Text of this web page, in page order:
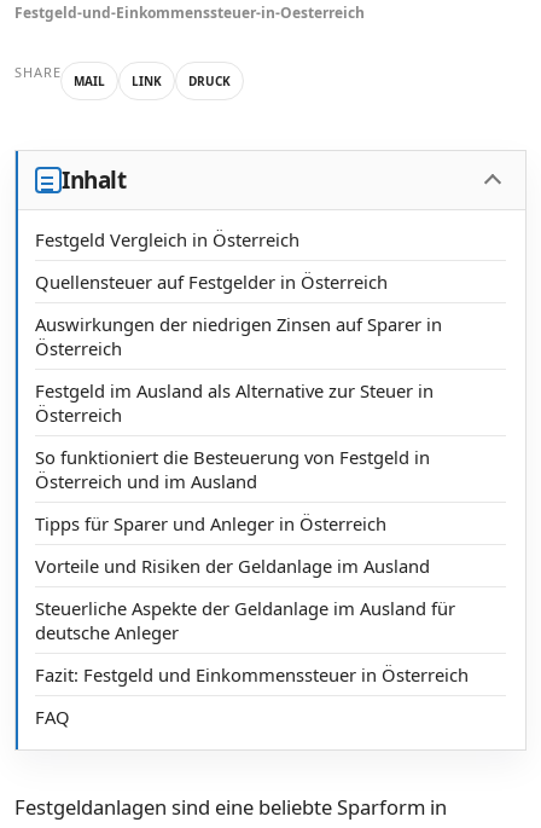
Festgeld-und-Einkommenssteuer-in-Oesterreich
SHARE MAIL LINK DRUCK
Inhalt
Festgeld Vergleich in Österreich
Quellensteuer auf Festgelder in Österreich
Auswirkungen der niedrigen Zinsen auf Sparer in
Österreich
Festgeld im Ausland als Alternative zur Steuer in
Österreich
So funktioniert die Besteuerung von Festgeld in
Österreich und im Ausland
Tipps für Sparer und Anleger in Österreich
Vorteile und Risiken der Geldanlage im Ausland
Steuerliche Aspekte der Geldanlage im Ausland für
deutsche Anleger
Fazit: Festgeld und Einkommenssteuer in Österreich
FAQ
Festgeldanlagen sind eine beliebte Sparform in